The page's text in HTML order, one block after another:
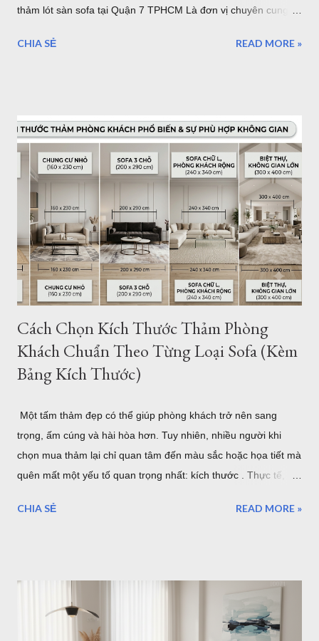
thảm lót sàn sofa tại Quận 7 TPHCM Là đơn vị chuyên cung
Tân Quy Quận 7. Vừa là showroom trưng bày sản phẩm, vừa
Thảm lót sàn quận 7 - ghé xem 500 mẫu thảm cao cấp đến từ
Thổ Nhĩ Kỳ Với hơn 500 mẫu thảm trải sàn, từ hiện đại đến cổ
điển, tân cổ điển, thảm lót sàn quận 7 sẽ là sự lựa chọn tốt
nhất cho bạn. 5 mẫu thảm lót sàn sợi ngắn bán tại Quận 7
TPHCM Thảm Sợi Ngắn Quận 7 I0001 Mẫu thảm hiện đại
Thảm Sợi Ngắn I0002 Thảm Lót sàn quận 7 I0003 Thảm trải
sàn quận 7 I0006 Thảm lót sàn bán tại quận 7 I0016 5 mẫu
thảm lông xù bán t...
CHIA SẺ READ MORE »
Cách Chọn Kích Thước Thảm Phòng
Khách Chuẩn Theo Từng Loại Sofa (Kèm
Bảng Kích Thước)
Một tấm thảm đẹp có thể giúp phòng khách trở nên sang
trọng, ấm cúng và hài hòa hơn. Tuy nhiên, nhiều người khi
chọn mua thảm lại chỉ quan tâm đến màu sắc hoặc họa tiết mà
quên mất một yếu tố quan trọng nhất: kích thước . Thực tế,
cân đối. Ngược lại, thảm quá lớn có thể làm không gian trở
phòng và phong cách nội thất, giúp bạn dễ dàng tìm được mẫu
thảm phù hợp nhất. Cách Chọn Kích Thước Thảm Phòng
Khách Chuẩn Theo Từng Loại Sofa (Kèm Bảng Kích Thước) Vì
CHIA SẺ READ MORE »